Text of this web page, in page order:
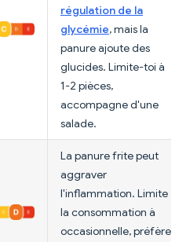
régulation de la
glycémie, mais la
panure ajoute des
glucides. Limite-toi à
1-2 pièces,
accompagne d'une
salade.
La panure frite peut
aggraver
l'inflammation. Limite
la consommation à
occasionnelle, préfère